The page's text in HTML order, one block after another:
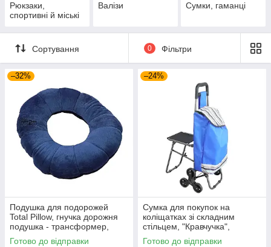
Рюкзаки,
спортивні й міські
Валізи Сумки, гаманці
Сортування 0 Фільтри
–32%
Подушка для подорожей
Total Pillow, гнучка дорожня
подушка - трансформер,
Темно-синій
Готово до відправки
–24%
Сумка для покупок на
коліщатках зі складним
стільцем, "Кравчучка",
господарська сумка-візок
Готово до відправки